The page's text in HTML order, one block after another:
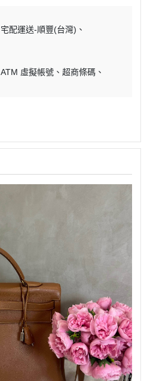
宅配運送-順豐(台灣)
ATM 虛擬帳號
超商條碼